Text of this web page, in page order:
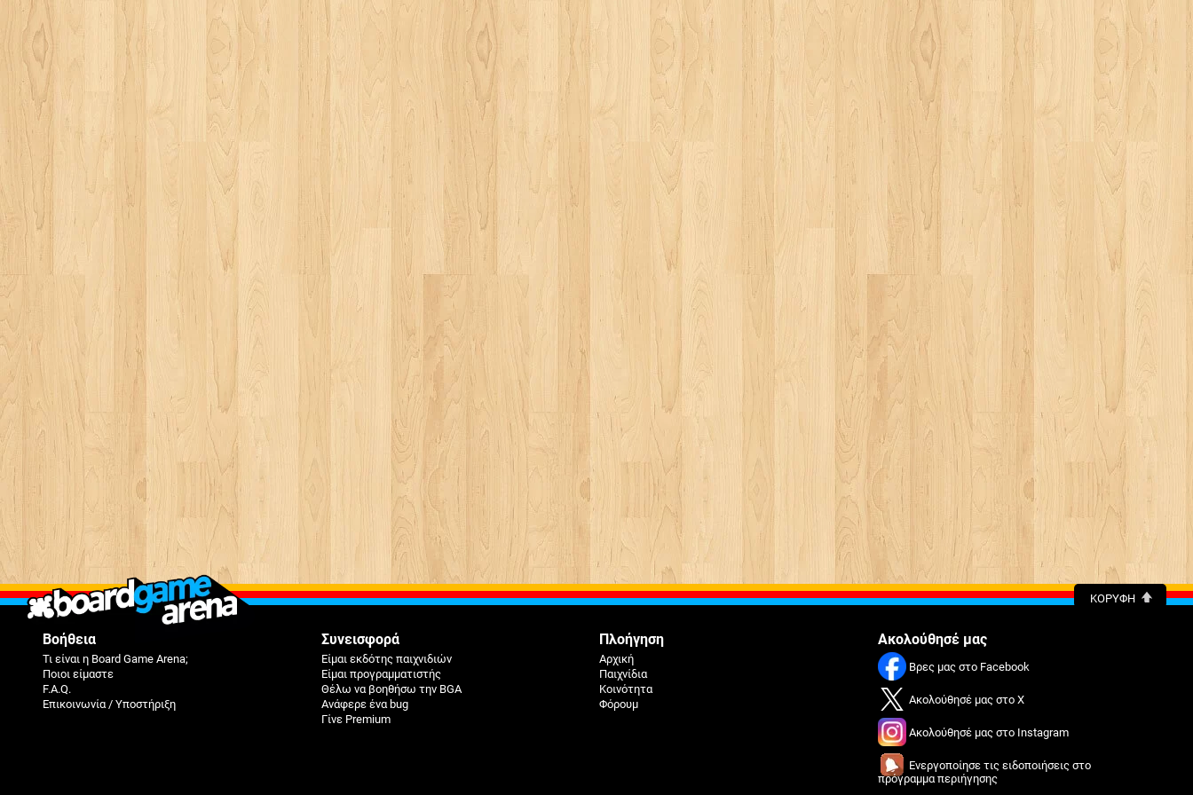
ΚΟΡΥΦΉ
Βοήθεια
Τι είναι η Board Game Arena;
Ποιοι είμαστε
F.A.Q.
Επικοινωνία / Υποστήριξη
Συνεισφορά
Είμαι εκδότης παιχνιδιών
Είμαι προγραμματιστής
Θέλω να βοηθήσω την BGA
Ανάφερε ένα bug
Γίνε Premium
Πλοήγηση
Αρχική
Παιχνίδια
Κοινότητα
Φόρουμ
Ακολούθησέ μας
Βρες μας στο Facebook
Ακολούθησέ μας στο X
Ακολούθησέ μας στο Instagram
Ενεργοποίησε τις ειδοποιήσεις στο
πρόγραμμα περιήγησης